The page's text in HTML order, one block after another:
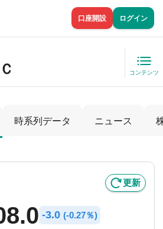
口座開設 ログイン
コンテンツ
時系列データ ニュース
更新
-3.0 (-0.27％)